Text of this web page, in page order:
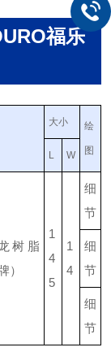
福乐
大小 绘
图
L W
树脂
）
1
4
5
1
4
细
节
细
节
细
节